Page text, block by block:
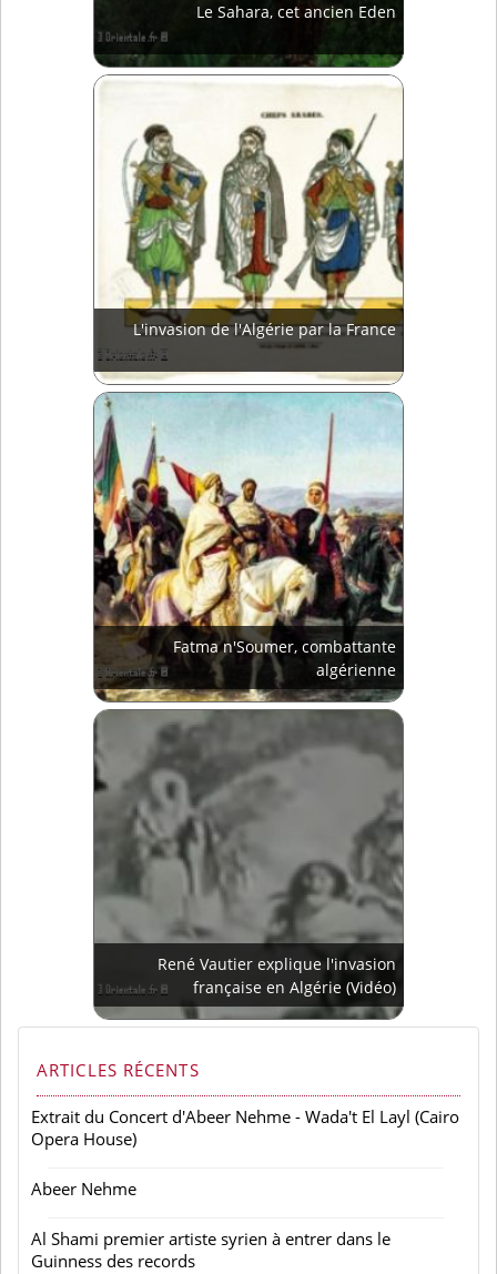
Le Sahara, cet ancien Eden
L'invasion de l'Algérie par la France
Fatma n'Soumer, combattante
algérienne
René Vautier explique l'invasion
française en Algérie (Vidéo)
ARTICLES RÉCENTS
Extrait du Concert d'Abeer Nehme - Wada't El Layl (Cairo
Opera House)
Abeer Nehme
Al Shami premier artiste syrien à entrer dans le
Guinness des records